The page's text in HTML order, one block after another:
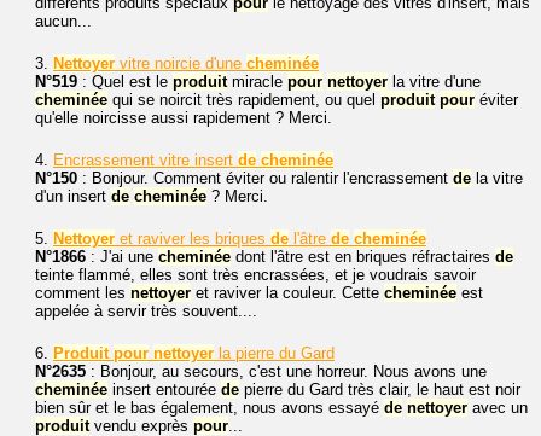
aucun...
3. Nettoyer vitre noircie d'une cheminée
N°519 : Quel est le produitmiracle pour nettoyer la vitre d'une
cheminée qui se noircit très rapidement, ou quel produit pour éviter
qu'elle noircisse aussi rapidement ? Merci.
4. Encrassement vitre insert de cheminée
N°150 : Bonjour. Comment éviter ou ralentir l'encrassement de la vitre
d'un insert de cheminée ? Merci.
5. Nettoyer et raviver les briques de l'âtre de cheminée
N°1866 : J'ai une cheminée dont l'âtre est en briques réfractaires de
teinte flammé, elles sont très encrassées, et je voudrais savoir
comment les nettoyer et raviver la couleur. Cette cheminée est
appelée à servir très souvent....
6. Produit pour nettoyer la pierre du Gard
N°2635 : Bonjour, au secours, c'est une horreur. Nous avons une
cheminée insert entourée de pierre du Gard très clair, le haut est noir
bien sûr et le bas également, nous avons essayé de nettoyer avec un
produitvendu exprès pour...